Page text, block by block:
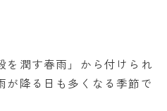
を潤す春雨」から付けられ
が降る日も多くなる季節で